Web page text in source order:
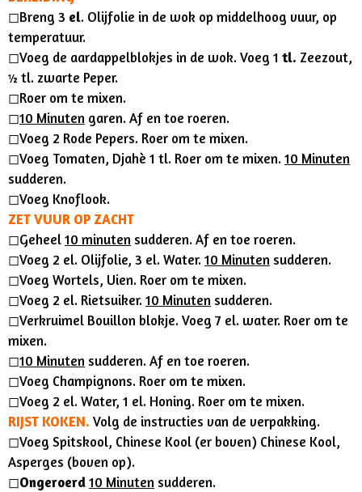
◻︎Breng 3 el. Olijfolie in de wok op middelhoog vuur, op
temperatuur.
◻︎Voeg de aardappelblokjes in de wok. Voeg 1 tl. Zeezout,
½ tl. zwarte Peper.
◻︎Roer om te mixen.
◻︎10 Minuten garen. Af en toe roeren.
◻︎Voeg 2 Rode Pepers. Roer om te mixen.
◻︎Voeg Tomaten, Djahè 1 tl. Roer om te mixen. 10 Minuten
sudderen.
◻︎Voeg Knoflook.
ZET VUUR OP ZACHT
◻︎Geheel 10 minuten sudderen. Af en toe roeren.
◻︎Voeg 2 el. Olijfolie, 3 el. Water. 10 Minuten sudderen.
◻︎Voeg Wortels, Uien. Roer om te mixen.
◻︎Voeg 2 el. Rietsuiker. 10 Minuten sudderen.
◻︎Verkruimel Bouillon blokje. Voeg 7 el. water. Roer om te
mixen.
◻︎10 Minuten sudderen. Af en toe roeren.
◻︎Voeg Champignons. Roer om te mixen.
◻︎Voeg 2 el. Water, 1 el. Honing. Roer om te mixen.
RIJST KOKEN. Volg de instructies van de verpakking.
◻︎Voeg Spitskool, Chinese Kool (er boven) Chinese Kool,
Asperges (boven op).
◻︎Ongeroerd 10 Minuten sudderen.